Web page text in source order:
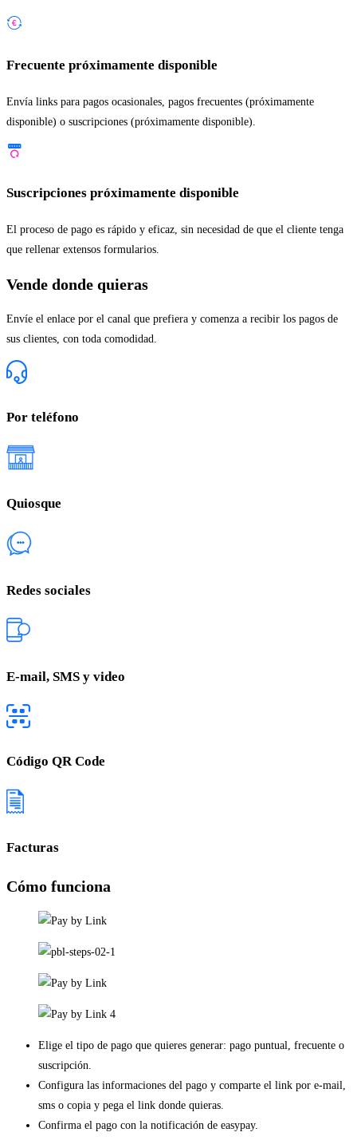
Frecuente próximamente disponible
Envía links para pagos ocasionales, pagos frecuentes (próximamente
disponible) o suscripciones (próximamente disponible).
Suscripciones próximamente disponible
El proceso de pago es rápido y eficaz, sin necesidad de que el cliente tenga
que rellenar extensos formularios.
Vende donde quieras
Envíe el enlace por el canal que prefiera y comenza a recibir los pagos de
sus clientes, con toda comodidad.
Por teléfono
Quiosque
Redes sociales
E-mail, SMS y video
Código QR Code
Facturas
Cómo funciona
Elige el tipo de pago que quieres generar: pago puntual, frecuente o
suscripción.
Configura las informaciones del pago y comparte el link por e-mail,
sms o copia y pega el link donde quieras.
Confirma el pago con la notificación de easypay.